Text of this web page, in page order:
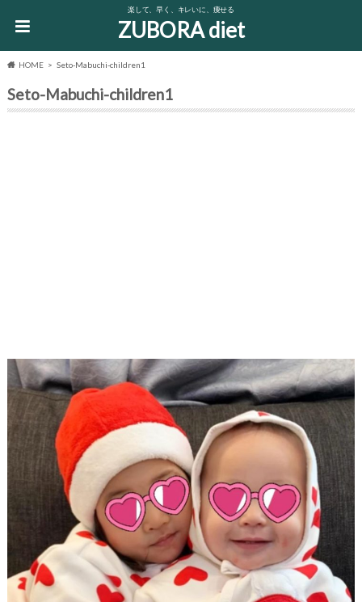
楽して、早く、キレいに、痩せる
ZUBORA diet
HOME Seto-Mabuchi-children1
Seto-Mabuchi-children1